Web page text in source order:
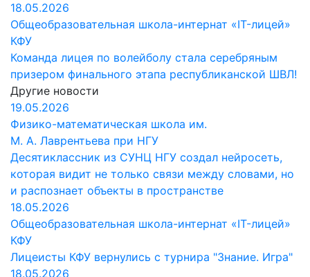
18.05.2026
Общеобразовательная школа-интернат «IT-лицей»
КФУ
Команда лицея по волейболу стала серебряным
призером финального этапа республиканской ШВЛ!
Другие новости
19.05.2026
Физико-математическая школа им.
М. А. Лаврентьева при НГУ
Десятиклассник из СУНЦ НГУ создал нейросеть,
которая видит не только связи между словами, но
и распознает объекты в пространстве
18.05.2026
Общеобразовательная школа-интернат «IT-лицей»
КФУ
Лицеисты КФУ вернулись с турнира "Знание. Игра"
18.05.2026